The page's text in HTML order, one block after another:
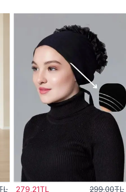
279,21TL 299,00TL